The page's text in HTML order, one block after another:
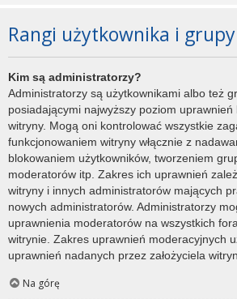
Rangi użytkownika i grupy
Kim są administratorzy?
Administratorzy są użytkownikami albo też
posiadającymi najwyższy poziom uprawnień
witryny. Mogą oni kontrolować wszystkie
funkcjonowaniem witryny włącznie z
blokowaniem użytkowników, tworzeniem
moderatorów itp. Zakres ich uprawnień
witryny i innych administratorów mających
nowych administratorów. Administratorzy
uprawnienia moderatorów na wszystkich
witrynie. Zakres uprawnień moderacyjnych
uprawnień nadanych przez założyciela
Na górę